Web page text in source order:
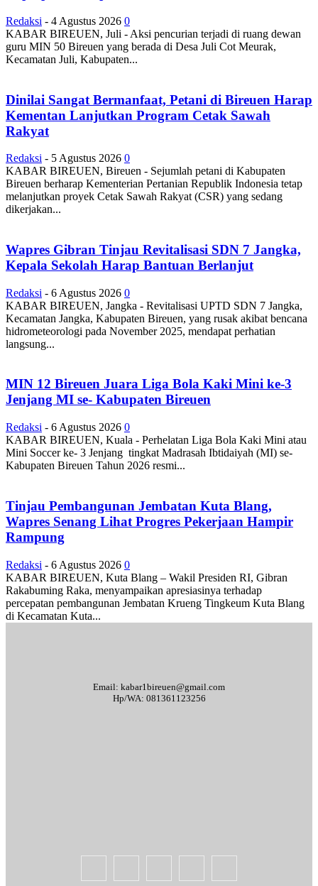
Redaksi - 4 Agustus 2026 0
KABAR BIREUEN, Juli - Aksi pencurian terjadi di ruang dewan
guru MIN 50 Bireuen yang berada di Desa Juli Cot Meurak,
Kecamatan Juli, Kabupaten...
Dinilai Sangat Bermanfaat, Petani di Bireuen Harap
Kementan Lanjutkan Program Cetak Sawah
Rakyat
Redaksi - 5 Agustus 2026 0
KABAR BIREUEN, Bireuen - Sejumlah petani di Kabupaten
Bireuen berharap Kementerian Pertanian Republik Indonesia tetap
melanjutkan proyek Cetak Sawah Rakyat (CSR) yang sedang
dikerjakan...
Wapres Gibran Tinjau Revitalisasi SDN 7 Jangka,
Kepala Sekolah Harap Bantuan Berlanjut
Redaksi - 6 Agustus 2026 0
KABAR BIREUEN, Jangka - Revitalisasi UPTD SDN 7 Jangka,
Kecamatan Jangka, Kabupaten Bireuen, yang rusak akibat bencana
hidrometeorologi pada November 2025, mendapat perhatian
langsung...
MIN 12 Bireuen Juara Liga Bola Kaki Mini ke-3
Jenjang MI se- Kabupaten Bireuen
Redaksi - 6 Agustus 2026 0
KABAR BIREUEN, Kuala - Perhelatan Liga Bola Kaki Mini atau
Mini Soccer ke- 3 Jenjang tingkat Madrasah Ibtidaiyah (MI) se-
Kabupaten Bireuen Tahun 2026 resmi...
Tinjau Pembangunan Jembatan Kuta Blang,
Wapres Senang Lihat Progres Pekerjaan Hampir
Rampung
Redaksi - 6 Agustus 2026 0
KABAR BIREUEN, Kuta Blang – Wakil Presiden RI, Gibran
Rakabuming Raka, menyampaikan apresiasinya terhadap
percepatan pembangunan Jembatan Krueng Tingkeum Kuta Blang
di Kecamatan Kuta...
Email: kabar1bireuen@gmail.com
Hp/WA: 081361123256